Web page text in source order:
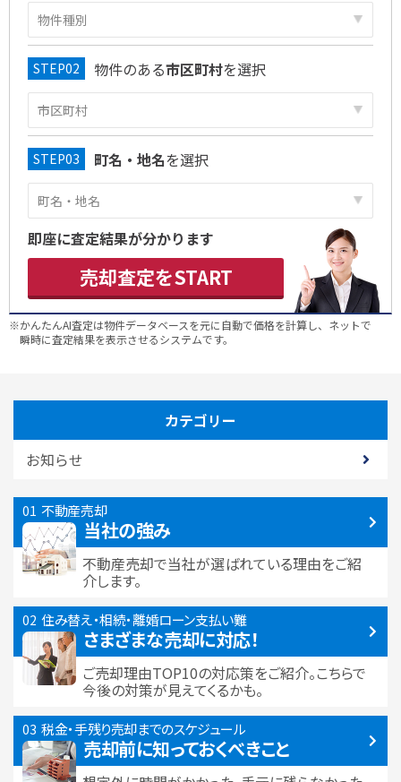
物件のある市区町村を選択
町名・地名を選択
即座に査定結果が分かります
売却査定をSTART
※かんたんAI査定は物件データベースを元に自動で価格を計算し、ネットで
瞬時に査定結果を表示させるシステムです。
カテゴリー
お知らせ
不動産売却
当社の強み
不動産売却で当社が選ばれている理由をご紹
介します。
住み替え・相続・離婚ローン支払い難
さまざまな売却に対応！
ご売却理由TOP10の対応策をご紹介。こちらで
今後の対策が見えてくるかも。
税金・手残り売却までのスケジュール
売却前に知っておくべきこと